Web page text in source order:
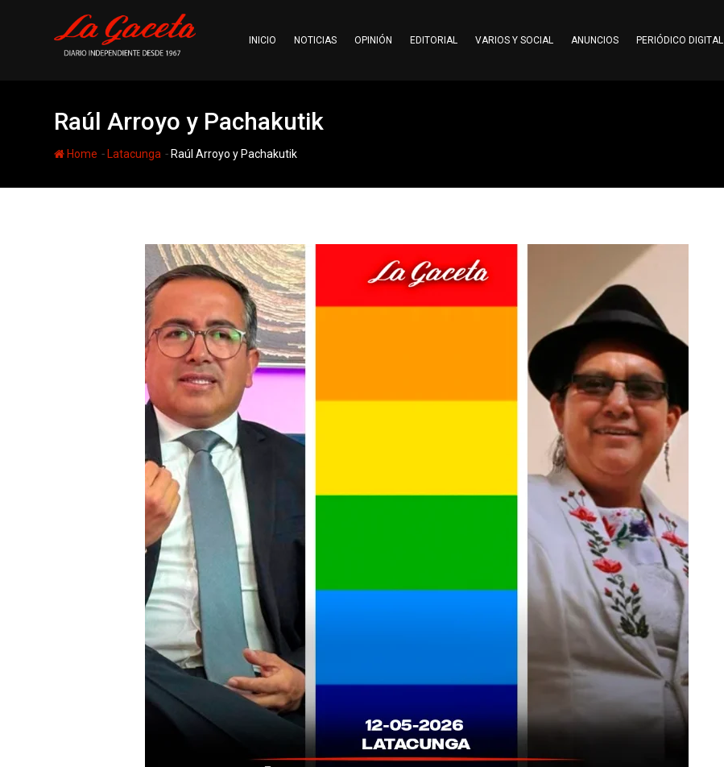
INICIO NOTICIAS OPINIÓN EDITORIAL VARIOS Y SOCIAL ANUNCIOS PERIÓDICO DIGITAL
Raúl Arroyo y Pachakutik
Home - Latacunga - Raúl Arroyo y Pachakutik